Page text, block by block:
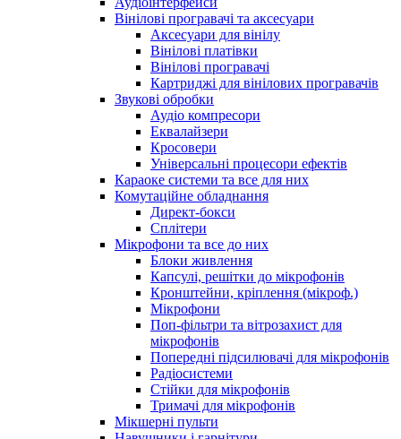
Вінілові програвачі та аксесуари
Аксесуари для вінілу
Вінілові платівки
Вінілові програвачі
Картриджі для вінілових програвачів
Звукові обробки
Аудіо компресори
Еквалайзери
Кросовери
Універсальні процесори ефектів
Караоке системи та все для них
Комутаційне обладнання
Директ-бокси
Сплітери
Мікрофони та все до них
Блоки живлення
Капсулі, решітки до мікрофонів
Кронштейни, кріплення (мікроф.)
Мікрофони
Поп-фільтри та вітрозахист для
мікрофонів
Попередні підсилювачі для мікрофонів
Радіосистеми
Стійки для мікрофонів
Тримачі для мікрофонів
Мікшерні пульти